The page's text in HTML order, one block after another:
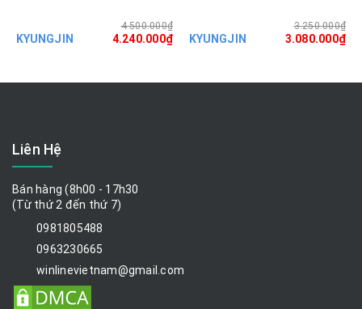
KYUNGJIN
4.500.000₫
4.240.000₫ KYUNGJIN
3.250.000₫
3.080.000₫
Liên Hệ
Bán hàng (8h00 - 17h30
(Từ thứ 2 đến thứ 7)
0981805488
0963230665
winlinevietnam@gmail.com